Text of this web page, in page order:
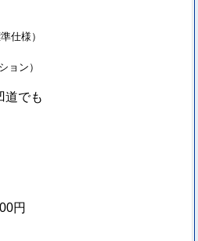
準仕様）
ョン）
道でも
円